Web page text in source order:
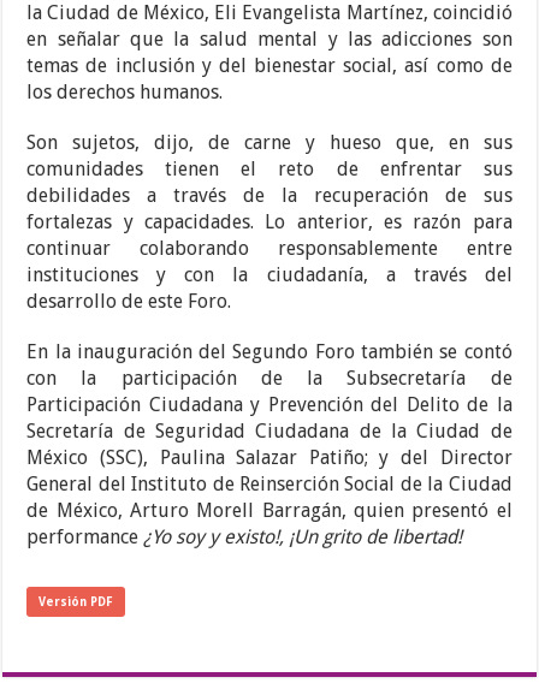
la Ciudad de México, Eli Evangelista Martínez, coincidió
en señalar que la salud mental y las adicciones son
temas de inclusión y del bienestar social, así como de
los derechos humanos.
Son sujetos, dijo, de carne y hueso que, en sus
comunidades tienen el reto de enfrentar sus
debilidades a través de la recuperación de sus
fortalezas y capacidades. Lo anterior, es razón para
continuar colaborando responsablemente entre
instituciones y con la ciudadanía, a través del
desarrollo de este Foro.
En la inauguración del Segundo Foro también se contó
con la participación de la Subsecretaría de
Participación Ciudadana y Prevención del Delito de la
Secretaría de Seguridad Ciudadana de la Ciudad de
México (SSC), Paulina Salazar Patiño; y del Director
General del Instituto de Reinserción Social de la Ciudad
de México, Arturo Morell Barragán, quien presentó el
performance¿Yo soy y existo!, ¡Un grito de libertad!
Versión PDF